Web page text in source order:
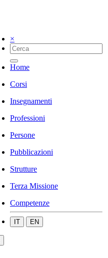
×
Home
Corsi
Insegnamenti
Professioni
Persone
Pubblicazioni
Strutture
Terza Missione
Competenze
IT EN